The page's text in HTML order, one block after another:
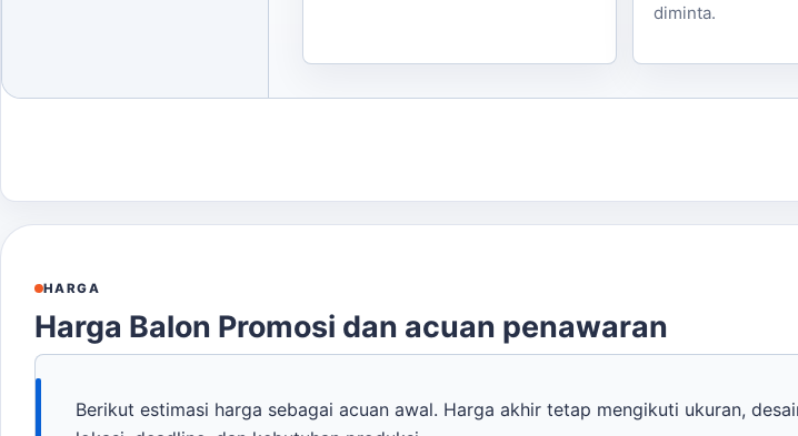
diminta.
HARGA
Harga Balon Promosi dan acuan penawaran
Berikut estimasi harga sebagai acuan awal. Harga akhir tetap mengikuti ukuran,